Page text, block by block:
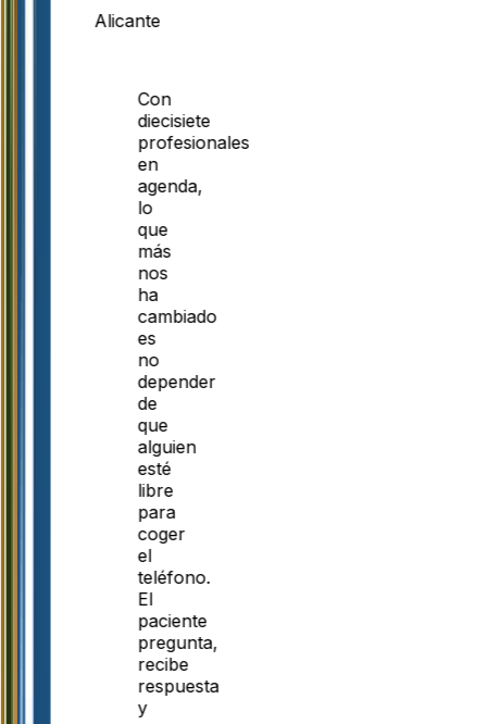
Alicante
Con
diecisiete
profesionales
en
agenda,
lo
que
más
nos
ha
cambiado
es
no
depender
de
que
alguien
esté
libre
para
coger
el
teléfono.
El
paciente
pregunta,
recibe
respuesta
y